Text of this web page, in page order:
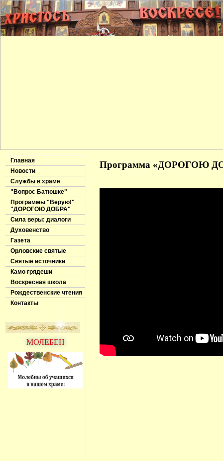
Главная
Новости
Службы в храме
"Вопрос Батюшке"
Программы "Верую!"
"ДОРОГОЮ ДОБРА"
Сила веры: диалоги
Духовенство
Газета
Орловские святые
Святые источники
Камо грядеши
Воскресная школа
Рождественские чтения
Контакты
МОЛЕБЕН
Программа «ДОРОГОЮ